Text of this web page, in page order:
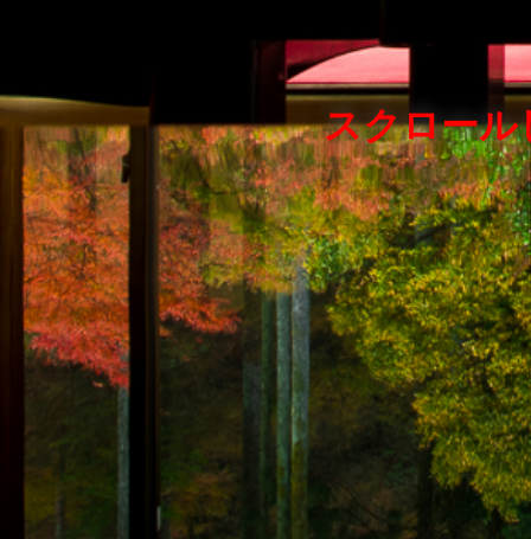
スクロール